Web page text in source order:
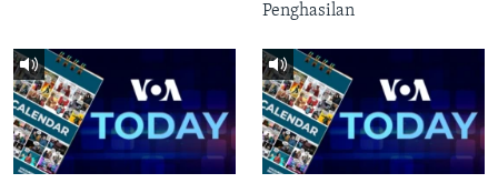
Penghasilan